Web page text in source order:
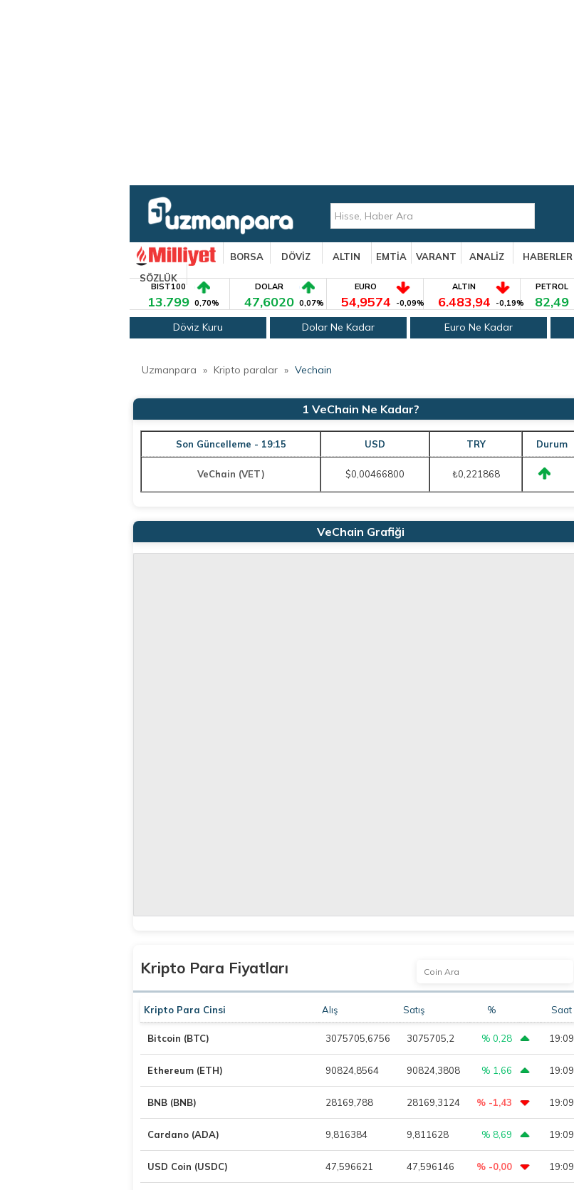
BORSA DÖVİZ ALTIN EMTİA VARANT ANALİZ HABERLER
SÖZLÜK
BIST100
13.799 0,70%
DOLAR
47,6020 0,07%
EURO
54,9574 -0,09%
ALTIN
6.483,94 -0,19%
PETROL
82,49
Döviz Kuru Dolar Ne Kadar Euro Ne Kadar
Uzmanpara » Kripto paralar » Vechain
1 VeChain Ne Kadar?
Son Güncelleme - 19:15 USD TRY Durum
VeChain (VET) $0,00466800 ₺0,221868
VeChain Grafiği
Kripto Para Fiyatları
Kripto Para Cinsi Alış Satış % Saat
Bitcoin (BTC) 3075705,6756 3075705,2 % 0,28 19:09
Ethereum (ETH) 90824,8564 90824,3808 % 1,66 19:09
BNB (BNB) 28169,788 28169,3124 % -1,43 19:09
Cardano (ADA) 9,816384 9,811628 % 8,69 19:09
USD Coin (USDC) 47,596621 47,596146 % -0,00 19:09